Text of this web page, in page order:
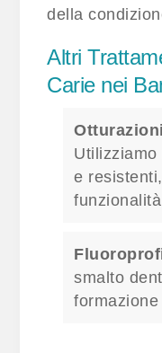
della
Altri
Carie nei
e
smalto